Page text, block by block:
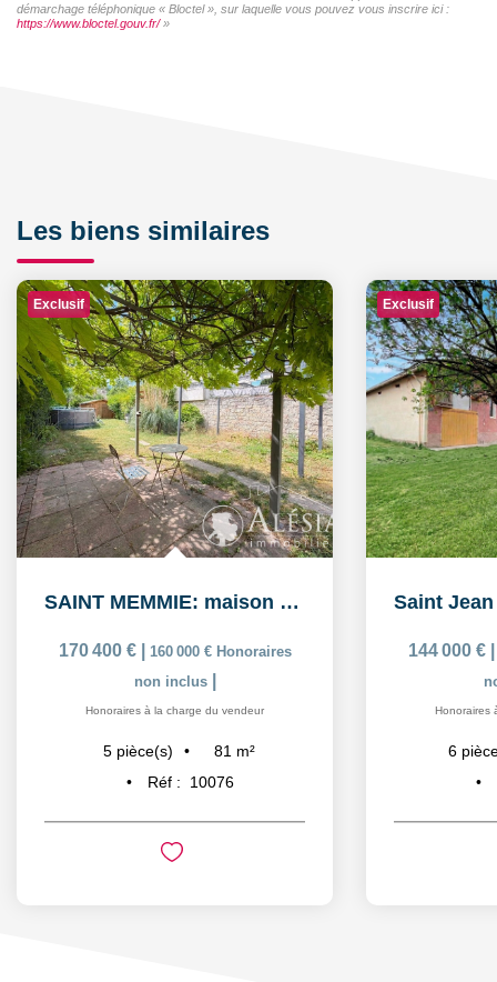
démarchage téléphonique « Bloctel », sur laquelle vous pouvez vous inscrire ici :
https://www.bloctel.gouv.fr/»
Les biens similaires
Exclusif
SAINT MEMMIE: maison de 5 pièces sur 574m² de parcelle de...
170 400 € 160 000 € Honoraires
non inclus
Honoraires à la charge du vendeur
5 pièce(s) 81 m²
Réf :
10076
Exclusif
144 000 €
Honoraires
6